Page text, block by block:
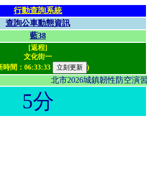
行動查詢系統
查詢公車動態資訊
藍38
[返程]
文化街一
時間： 06:33:33 )
北市2026城鎮韌性防空
5分